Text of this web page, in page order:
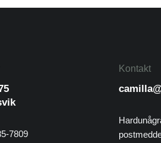
7809
Kontakt
Har du